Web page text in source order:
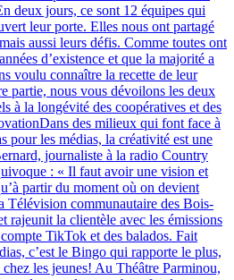
deux jours, ce sont 12 équipes qui
leur porte. Elles nous ont partagé
aussi leurs défis. Comme toutes ont
d’existence et que la majorité a
voulu connaître la recette de leur
partie, nous vous dévoilons les deux
à la longévité des coopératives et des
des milieux qui font face à
pour les médias, la créativité est une
journaliste à la radio Country
: « Il faut avoir une vision et
partir du moment où on devient
Télévision communautaire des Bois-
rajeunit la clientèle avec les émissions
TikTok et des balados. Fait
c’est le Bingo qui rapporte le plus,
les jeunes! Au Théâtre Parminou,